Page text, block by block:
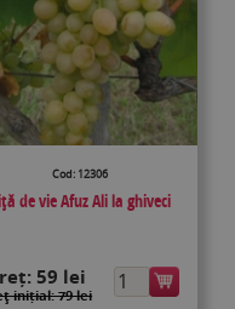
Cod: 12306
de vie Afuz Ali la ghiveci
59 lei
inițial: 79 lei